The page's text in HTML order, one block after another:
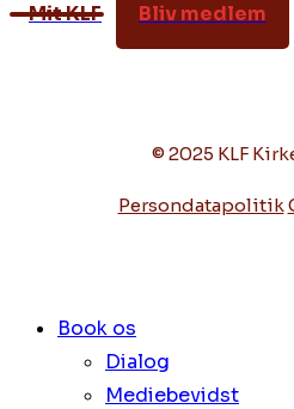
Mit KLF Bliv medlem
© 2025 KLF
Persondatapolitik
Book os
Dialog
Mediebevidst